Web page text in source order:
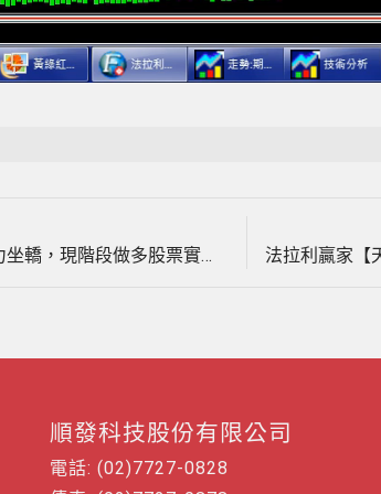
文
告訴您主力如何炒作股票，散戶如何跟著主力坐轎，現階段做多股票實例印證教學。(1030822)
post:
順發科技股份有限公司
電話: (02)7727-0828